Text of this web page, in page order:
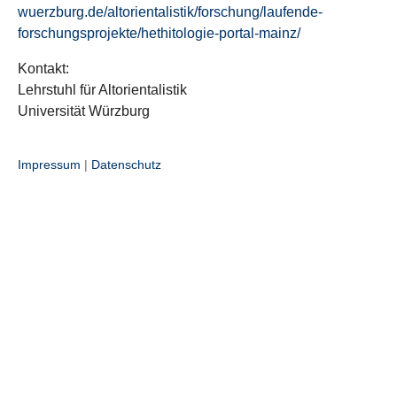
wuerzburg.de/altorientalistik/forschung/laufende-
forschungsprojekte/hethitologie-portal-mainz/
Kontakt:
Lehrstuhl für Altorientalistik
Universität Würzburg
Impressum | Datenschutz